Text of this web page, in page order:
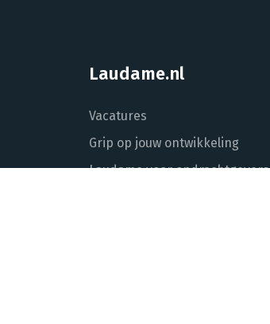
Laudame.nl
Vacatures
Grip op jouw ontwikkeling
Laudame voor opdrachtgevers